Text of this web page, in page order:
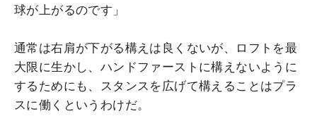
球が上がるのです」
通常は右肩が下がる構えは良くないが、ロフトを最
大限に生かし、ハンドファーストに構えないように
するためにも、スタンスを広げて構えることはプラ
スに働くというわけだ。